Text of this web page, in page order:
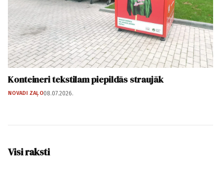
Konteineri tekstilam piepildās straujāk
NOVADI ZAĻO08.07.2026.
Visi raksti